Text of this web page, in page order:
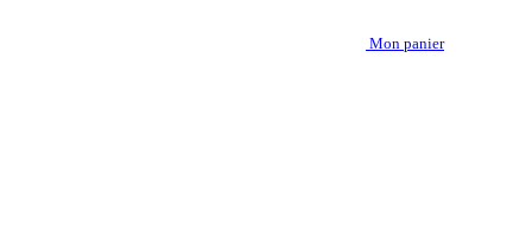
Mon panier